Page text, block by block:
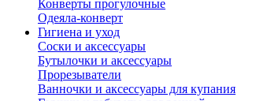
Конверты прогулочные
Одеяла-конверт
Гигиена и уход
Соски и аксессуары
Бутылочки и аксессуары
Прорезыватели
Ванночки и аксессуары для купания